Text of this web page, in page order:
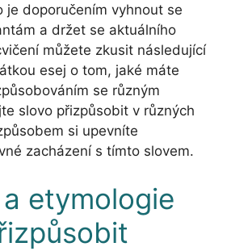
je doporučením vyhnout se
a držet se aktuálního
můžete zkusit následující
esej o tom, jaké máte
se různým
slovo přizpůsobit v různých
si upevníte
zacházení s tímto slovem.
etymologie